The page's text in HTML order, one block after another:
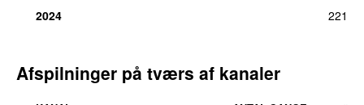
2024
221
Afspilninger på tværs af kanaler